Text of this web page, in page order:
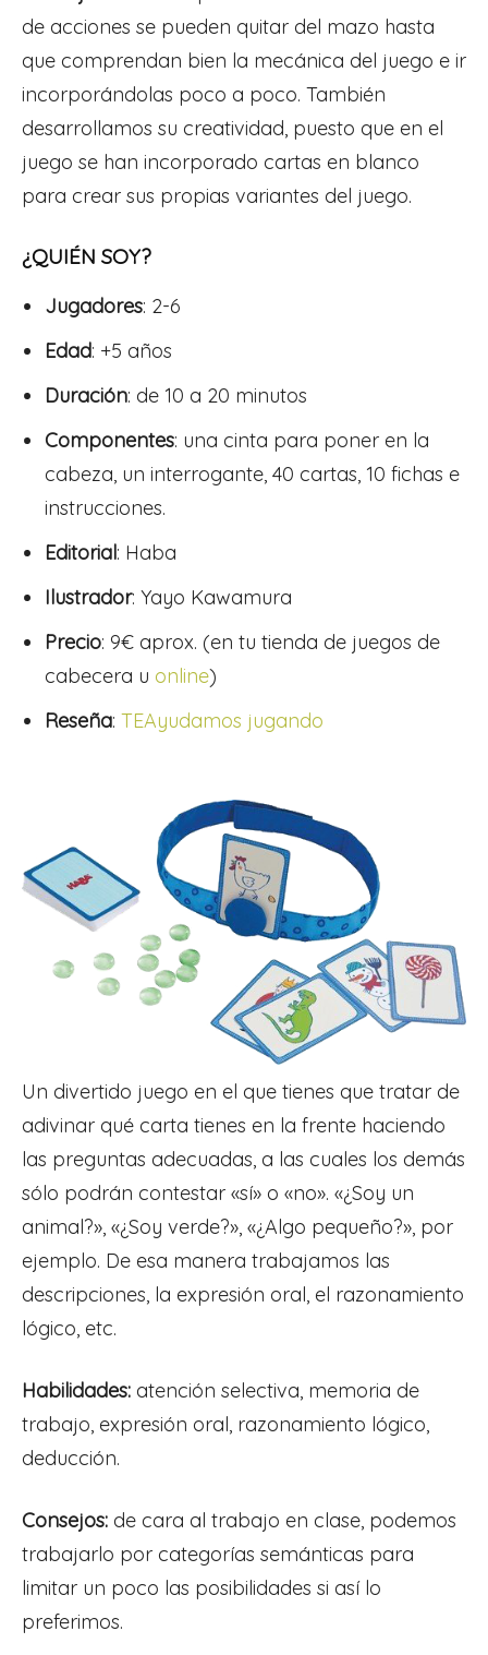
de acciones se pueden quitar del mazo hasta
que comprendan bien la mecánica del juego e ir
incorporándolas poco a poco. También
desarrollamos su creatividad, puesto que en el
juego se han incorporado cartas en blanco
para crear sus propias variantes del juego.
¿QUIÉN SOY?
Jugadores: 2-6
Edad: +5 años
Duración: de 10 a 20 minutos
Componentes: una cinta para poner en la
cabeza, un interrogante, 40 cartas, 10 fichas e
instrucciones.
Editorial: Haba
Ilustrador: Yayo Kawamura
Precio: 9€ aprox. (en tu tienda de juegos de
cabecera u online)
Reseña: TEAyudamos jugando
Un divertido juego en el que tienes que tratar de
adivinar qué carta tienes en la frente haciendo
las preguntas adecuadas, a las cuales los demás
sólo podrán contestar «sí» o «no». «¿Soy un
animal?», «¿Soy verde?», «¿Algo pequeño?», por
ejemplo. De esa manera trabajamos las
descripciones, la expresión oral, el razonamiento
lógico, etc.
Habilidades: atención selectiva, memoria de
trabajo, expresión oral, razonamiento lógico,
deducción.
Consejos: de cara al trabajo en clase, podemos
trabajarlo por categorías semánticas para
limitar un poco las posibilidades si así lo
preferimos.